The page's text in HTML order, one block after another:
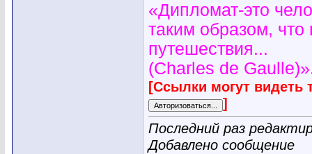
«Дипломат-это
таким образом,
путешествия...
(Charles de
[Ссылки могут видеть
]
Последний раз
Добавлено сообщение